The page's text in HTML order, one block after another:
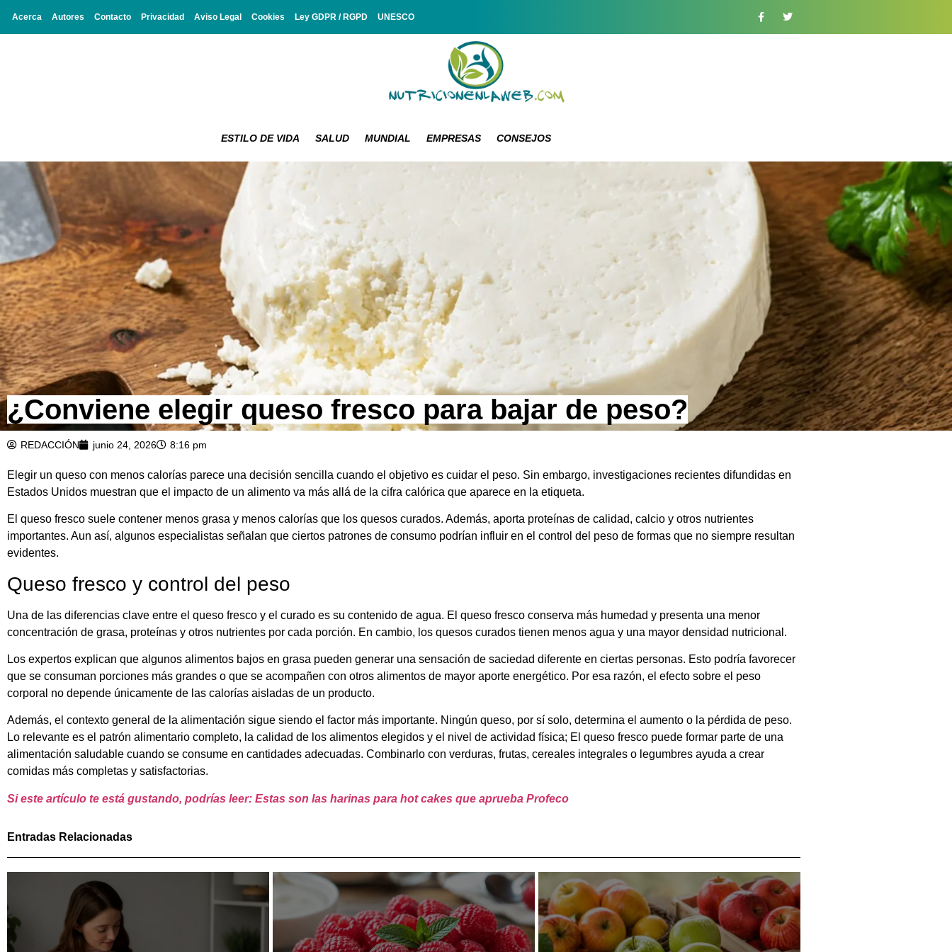
Acerca Autores Contacto Privacidad Aviso Legal Cookies Ley GDPR / RGPD UNESCO
ESTILO DE VIDA SALUD MUNDIAL EMPRESAS CONSEJOS
¿Conviene elegir queso fresco para bajar de peso?
REDACCIÓN junio 24, 2026 8:16 pm
Elegir un queso con menos calorías parece una decisión sencilla cuando el objetivo es cuidar el peso. Sin embargo, investigaciones recientes difundidas en
Estados Unidos muestran que el impacto de un alimento va más allá de la cifra calórica que aparece en la etiqueta.
El queso fresco suele contener menos grasa y menos calorías que los quesos curados. Además, aporta proteínas de calidad, calcio y otros nutrientes
importantes. Aun así, algunos especialistas señalan que ciertos patrones de consumo podrían influir en el control del peso de formas que no siempre resultan
evidentes.
Queso fresco y control del peso
Una de las diferencias clave entre el queso fresco y el curado es su contenido de agua. El queso fresco conserva más humedad y presenta una menor
concentración de grasa, proteínas y otros nutrientes por cada porción. En cambio, los quesos curados tienen menos agua y una mayor densidad nutricional.
Los expertos explican que algunos alimentos bajos en grasa pueden generar una sensación de saciedad diferente en ciertas personas. Esto podría favorecer
que se consuman porciones más grandes o que se acompañen con otros alimentos de mayor aporte energético. Por esa razón, el efecto sobre el peso
corporal no depende únicamente de las calorías aisladas de un producto.
Además, el contexto general de la alimentación sigue siendo el factor más importante. Ningún queso, por sí solo, determina el aumento o la pérdida de peso.
Lo relevante es el patrón alimentario completo, la calidad de los alimentos elegidos y el nivel de actividad física; El queso fresco puede formar parte de una
alimentación saludable cuando se consume en cantidades adecuadas. Combinarlo con verduras, frutas, cereales integrales o legumbres ayuda a crear
comidas más completas y satisfactorias.
Si este artículo te está gustando, podrías leer: Estas son las harinas para hot cakes que aprueba Profeco
Entradas Relacionadas